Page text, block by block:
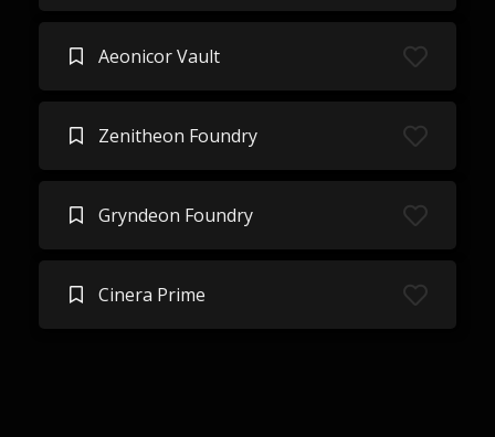
Aeonicor Vault
Zenitheon Foundry
Gryndeon Foundry
Cinera Prime